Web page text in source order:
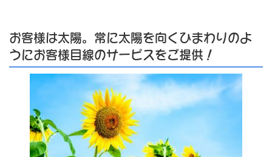
お客様は太陽。常に太陽を向くひまわりのよ
うにお客様目線のサービスをご提供！